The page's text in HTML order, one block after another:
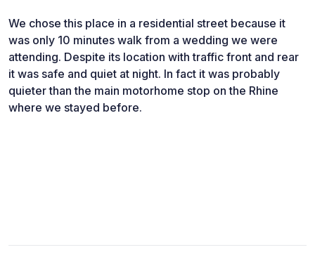
We chose this place in a residential street because it
was only 10 minutes walk from a wedding we were
attending. Despite its location with traffic front and rear
it was safe and quiet at night. In fact it was probably
quieter than the main motorhome stop on the Rhine
where we stayed before.